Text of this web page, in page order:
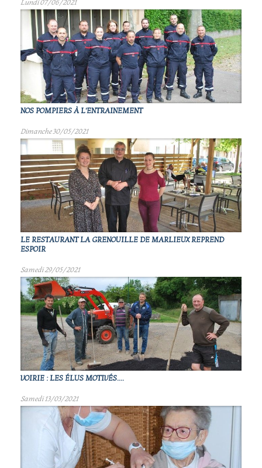
Lundi 07/06/2021
NOS POMPIERS À L'ENTRAINEMENT
Dimanche 30/05/2021
LE RESTAURANT LA GRENOUILLE DE MARLIEUX REPREND
ESPOIR
Samedi 29/05/2021
VOIRIE : LES ÉLUS MOTIVÉS....
Samedi 13/03/2021